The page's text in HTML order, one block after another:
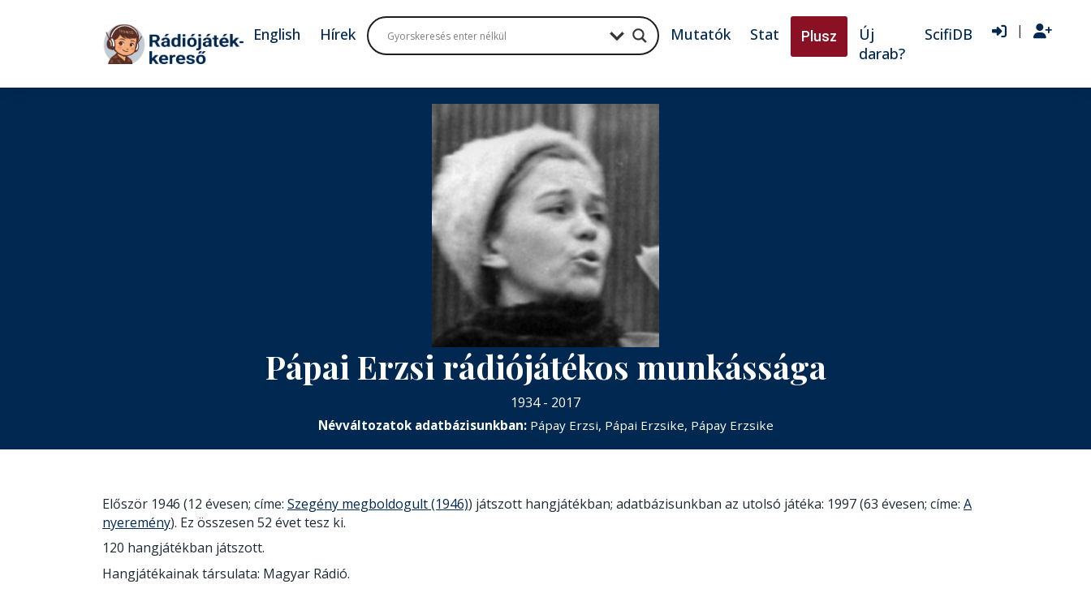
Tovább a tartalomhoz
English Hírek Mutatók Stat Plusz
Új
darab?
ScifiDB |
Pápai Erzsi rádiójátékos munkássága
1934 - 2017
Névváltozatok adatbázisunkban: Pápay Erzsi, Pápai Erzsike, Pápay Erzsike
Először 1946 (12 évesen; címe: Szegény megboldogult (1946)) játszott hangjátékban; adatbázisunkban az utolsó játéka: 1997 (63 évesen; címe: A
nyeremény). Ez összesen 52 évet tesz ki.
120 hangjátékban játszott.
Hangjátékainak társulata: Magyar Rádió.